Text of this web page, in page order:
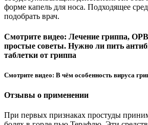
форме капель для носа. Подходящее
подобрать врач.
Смотрите видео: Лечение гриппа,
простые советы. Нужно ли пить
таблетки от гриппа
Смотрите видео: В чём особенность вируса
Отзывы о применении
При первых признаках простуды